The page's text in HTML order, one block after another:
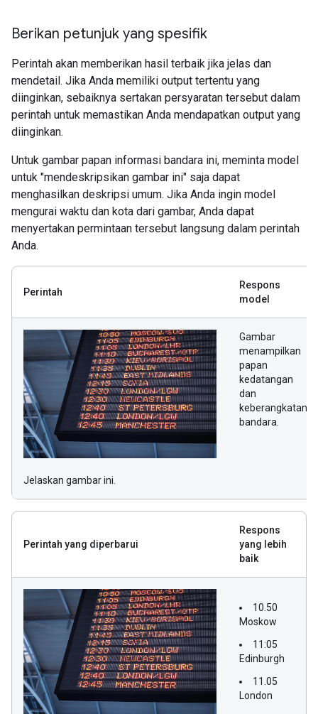
Berikan petunjuk yang spesifik
Perintah akan memberikan hasil terbaik jika jelas dan
mendetail. Jika Anda memiliki output tertentu yang
diinginkan, sebaiknya sertakan persyaratan tersebut dalam
perintah untuk memastikan Anda mendapatkan output yang
diinginkan.
Untuk gambar papan informasi bandara ini, meminta model
untuk "mendeskripsikan gambar ini" saja dapat
menghasilkan deskripsi umum. Jika Anda ingin model
mengurai waktu dan kota dari gambar, Anda dapat
menyertakan permintaan tersebut langsung dalam perintah
Anda.
Perintah
Respons
model
Jelaskan gambar ini.
Gambar
menampilkan
papan
kedatangan
dan
keberangkatan
bandara.
Perintah yang diperbarui
Respons
yang lebih
baik
10.50
Moskow
11:05
Edinburgh
11.05
London